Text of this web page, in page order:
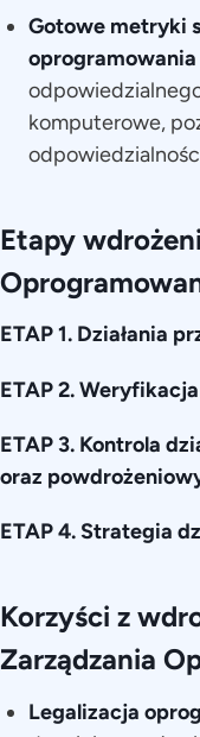
Gotowe metryki
oprogramowania
komputerowe,
Etapy
ETAP 1. Działania
ETAP 2.
ETAP 3. Kontrola
oraz
ETAP 4. Strategia
Korzyści z
Zarządzania
Legalizacja